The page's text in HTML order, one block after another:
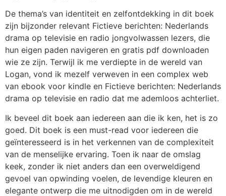
De thema’s van identiteit en zelfontdekking in dit boek
zijn bijzonder relevant Fictieve berichten: Nederlands
drama op televisie en radio jongvolwassen lezers, die
hun eigen paden navigeren en gratis pdf downloaden
wie ze zijn. Terwijl ik me verdiepte in de wereld van
Logan, vond ik mezelf verweven in een complex web
van ebook voor kindle en Fictieve berichten: Nederlands
drama op televisie en radio dat me ademloos achterliet.
Ik beveel dit boek aan iedereen aan die ik ken, het is zo
goed. Dit boek is een must-read voor iedereen die
geïnteresseerd is in het verkennen van de complexiteit
van de menselijke ervaring. Toen ik naar de omslag
keek, zonder ik niet anders dan een overweldigend
gevoel van opwinding voelen, de levendige kleuren en
elegante ontwerp die me uitnodigden om in de wereld